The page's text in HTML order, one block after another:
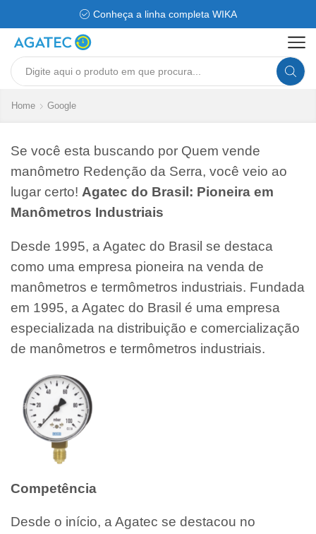
Conheça a linha completa WIKA
Search
Home Google
Se você esta buscando por Quem vende
manômetro Redenção da Serra, você veio ao
lugar certo! Agatec do Brasil: Pioneira em
Manômetros Industriais
Desde 1995, a Agatec do Brasil se destaca
como uma empresa pioneira na venda de
manômetros e termômetros industriais. Fundada
em 1995, a Agatec do Brasil é uma empresa
especializada na distribuição e comercialização
de manômetros e termômetros industriais.
Competência
Desde o início, a Agatec se destacou no